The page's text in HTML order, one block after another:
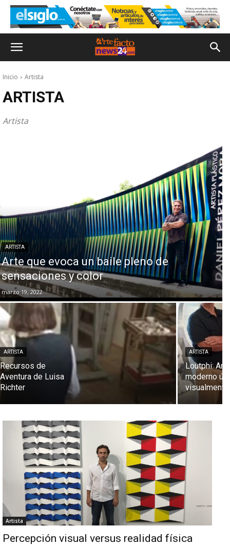
Inicio Artista
ARTISTA
Artista
ARTISTA
Arte que evoca un baile pleno de
sensaciones y color
marzo 19, 2022
ARTISTA
Recursos de
Aventura de Luisa
Richter
ARTISTA
Loutphi:
moderno
Artista
Percepción visual versus realidad física